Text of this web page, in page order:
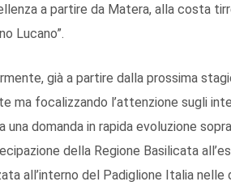
a partire da Matera, alla costa
Lucano”.
già a partire dalla prossima
ma focalizzando l’attenzione sugli
domanda in rapida evoluzione
della Regione Basilicata
all’interno del Padiglione Italia nelle